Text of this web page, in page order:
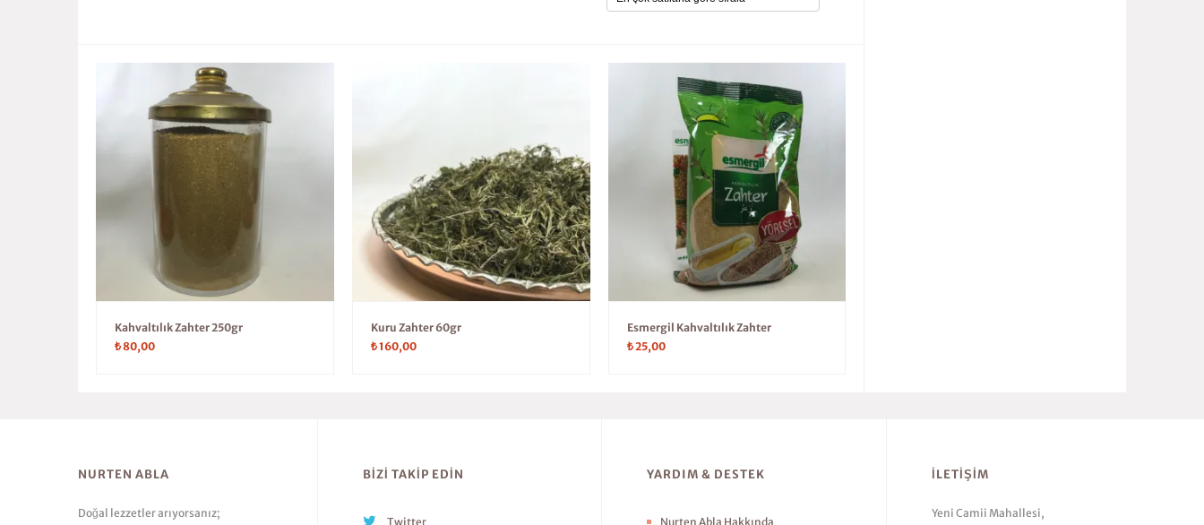
Kahvaltılık Zahter 250gr
₺80,00
Kuru Zahter 60gr
₺160,00
Esmergil Kahvaltılık Zahter
₺25,00
NURTEN ABLA
Doğal lezzetler arıyorsanız;
BIZI TAKIP EDIN
Twitter
YARDIM & DESTEK
Nurten Abla Hakkında
İLETIŞIM
Yeni Camii Mahallesi,